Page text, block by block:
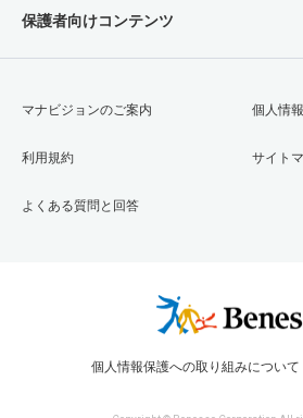
保護者向けコンテンツ
マナビジョンのご案内
利用規約
よくある質問と回答
個人情
サイト
個人情報保護への取り組みについて